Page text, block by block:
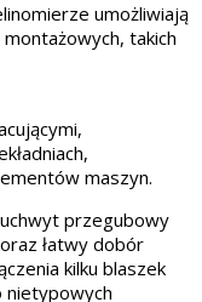
umożliwiają
takich
maszyn.
przegubowy
łatwy dobór
kilku blaszek
nietypowych